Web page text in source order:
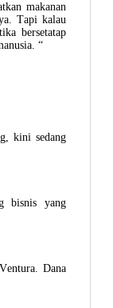
makanan
Tapi kalau
bersetatap
“
kini sedang
bisnis yang
Dana